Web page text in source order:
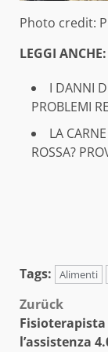
Photo credit:
LEGGI ANCHE:
I DANNI
PROBLEMI
LA
ROSSA?
Tags: Alimenti
Zurück
l’assistenza